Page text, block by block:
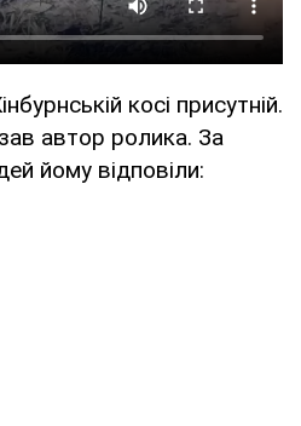
косі присутній.
автор ролика. За
йому відповіли: